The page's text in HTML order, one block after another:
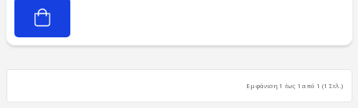
Εμφάνιση 1 έως 1 από 1 (1 Σελ.)